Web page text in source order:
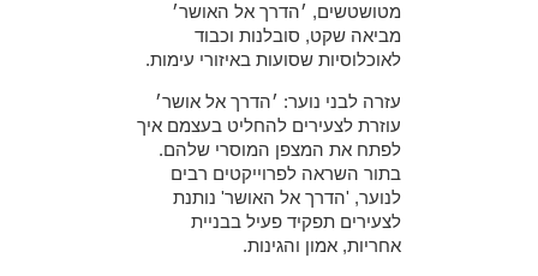
מטושטשים, ׳הדרך אל האושר׳
מביאה שקט, סובלנות וכבוד
לאוכלוסיות שסועות באיזורי עימות.
עזרה לבני נוער: ׳הדרך אל אושר׳
עוזרת לצעירים להחליט בעצמם איך
לפתח את המצפן המוסרי שלהם.
בתור השראה לפרוייקטים רבים
לנוער, 'הדרך אל האושר' נותנת
לצעירים תפקיד פעיל בבניית
אחריות, אמון והגינות.